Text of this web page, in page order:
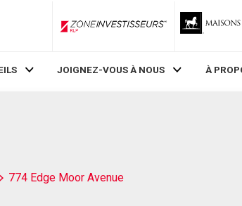
ZoneInvestisseurs RLP
JOIGNEZ-VOUS À NOUS À
774 Edge Moor Avenue